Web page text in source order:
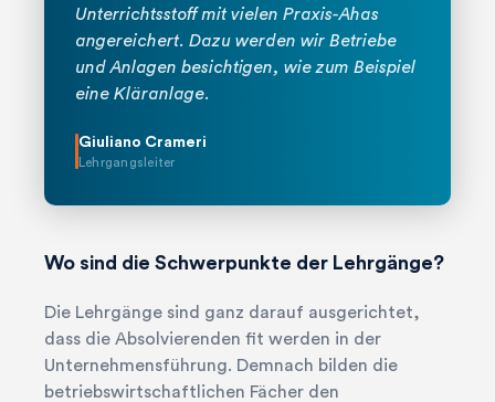
Unterrichtsstoff mit vielen Praxis-Ahas
angereichert. Dazu werden wir Betriebe
und Anlagen besichtigen, wie zum Beispiel
eine Kläranlage.
Giuliano Crameri
Lehrgangsleiter
Wo sind die Schwerpunkte der Lehrgänge?
Die Lehrgänge sind ganz darauf ausgerichtet,
dass die Absolvierenden fit werden in der
Unternehmensführung. Demnach bilden die
betriebswirtschaftlichen Fächer den